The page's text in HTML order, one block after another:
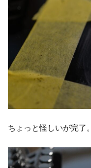
ちょっと怪しいが完了。